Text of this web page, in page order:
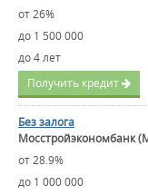
от 26%
до 1 500 000
до 4 лет
Получить кредит
Без залога
Мосстройэкономбанк
от 28.9%
до 1 000 000